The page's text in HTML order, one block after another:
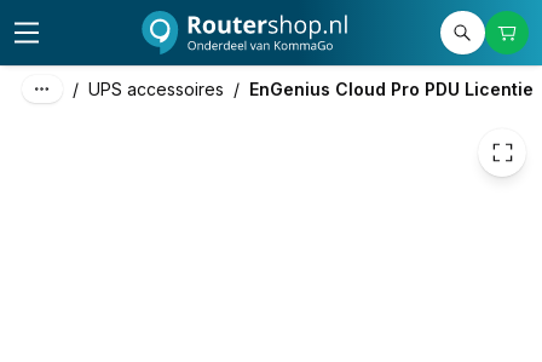
/ UPS accessoires / EnGenius Cloud Pro PDU Licentie
excl. btw
incl. btw